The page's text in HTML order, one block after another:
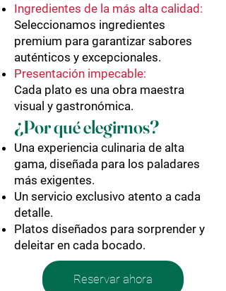
Ingredientes de la más alta calidad:
Seleccionamos ingredientes
premium para garantizar sabores
auténticos y excepcionales.
Presentación impecable:
Cada plato es una obra maestra
visual y gastronómica.
¿Por qué elegirnos?
Una experiencia culinaria de alta
gama, diseñada para los paladares
más exigentes.
Un servicio exclusivo atento a cada
detalle.
Platos diseñados para sorprender y
deleitar en cada bocado.
Reservar ahora